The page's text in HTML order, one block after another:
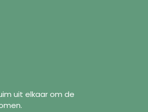
uit elkaar om de